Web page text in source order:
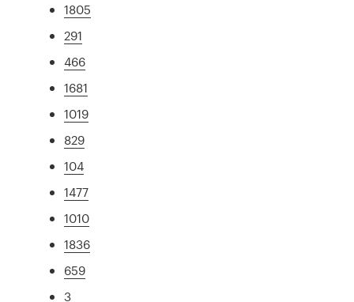
1805
291
466
1681
1019
829
104
1477
1010
1836
659
3